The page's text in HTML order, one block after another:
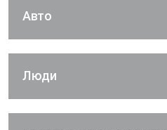
Авто
Люди